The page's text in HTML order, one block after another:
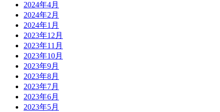
2024年4月
2024年2月
2024年1月
2023年12月
2023年11月
2023年10月
2023年9月
2023年8月
2023年7月
2023年6月
2023年5月